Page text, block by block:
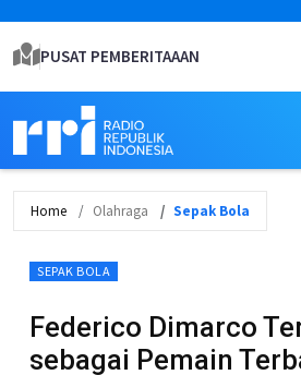
PUSAT PEMBERITAAAN
Home Olahraga Sepak Bola
SEPAK BOLA
Federico Dimarco
sebagai Pemain